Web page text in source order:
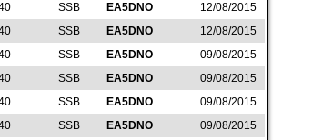
SSB EA5DNO
12/08/2015
SSB EA5DNO
12/08/2015
SSB EA5DNO
09/08/2015
SSB EA5DNO
09/08/2015
SSB EA5DNO
09/08/2015
SSB EA5DNO
09/08/2015